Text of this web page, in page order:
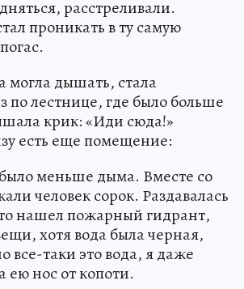
расстреливали.
проникать в ту самую
могла дышать, стала
по лестнице, где было больше
крик: «Иди сюда!»
есть еще помещение:
меньше дыма. Вместе со
человек сорок. Раздавалась
нашел пожарный гидрант,
хотя вода была черная,
все-таки это вода, я даже
ею нос от копоти.